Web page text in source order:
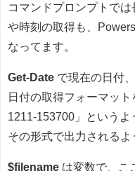
コマンドプロンプトで
や時刻の取得も、
なってます。
Get-Date で現在の日付
日付の取得フォーマッ
1211-153700」というよ
その形式で出力されるよ
$filename は変数で、こ